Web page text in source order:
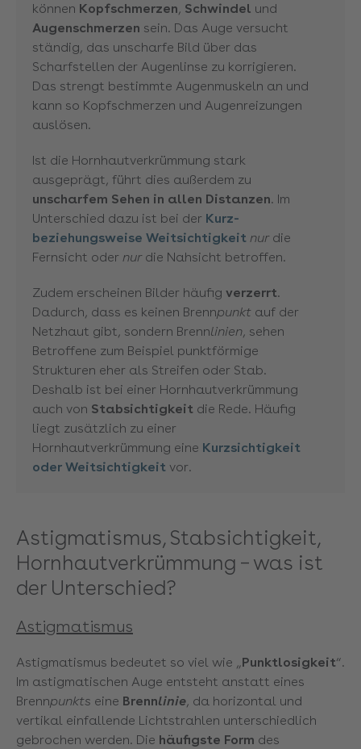
können Kopfschmerzen, Schwindel und
Augenschmerzen sein. Das Auge versucht
ständig, das unscharfe Bild über das
Scharfstellen der Augenlinse zu korrigieren.
Das strengt bestimmte Augenmuskeln an und
kann so Kopfschmerzen und Augenreizungen
auslösen.
Ist die Hornhautverkrümmung stark
ausgeprägt, führt dies außerdem zu
unscharfem Sehen in allen Distanzen. Im
Unterschied dazu ist bei der Kurz-
beziehungsweise Weitsichtigkeit nurdie
Fernsicht oder nurdie Nahsicht betroffen.
Zudem erscheinen Bilder häufig verzerrt.
Dadurch, dass es keinen Brennpunkt auf der
Netzhaut gibt, sondern Brennlinien, sehen
Betroffene zum Beispiel punktförmige
Strukturen eher als Streifen oder Stab.
Deshalb ist bei einer Hornhautverkrümmung
auch von Stabsichtigkeit die Rede. Häufig
liegt zusätzlich zu einer
Hornhautverkrümmung eine Kurzsichtigkeit
oder Weitsichtigkeit vor.
Astigmatismus, Stabsichtigkeit,
Hornhautverkrümmung – was ist
der Unterschied?
Astigmatismus
Astigmatismus bedeutet so viel wie „Punktlosigkeit“.
Im astigmatischen Auge entsteht anstatt eines
Brennpunkts eine Brennlinie, da horizontal und
vertikal einfallende Lichtstrahlen unterschiedlich
gebrochen werden. Die häufigste Form des